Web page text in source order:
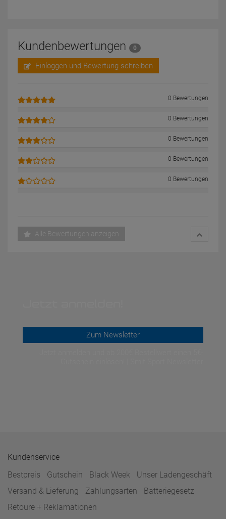
Kundenbewertungen 0
Einloggen und Bewertung schreiben
0 Bewertungen
0 Bewertungen
0 Bewertungen
0 Bewertungen
0 Bewertungen
Alle Bewertungen anzeigen
Zum Newsletter
Kundenservice
Bestpreis
Gutschein Black Week
Unser Ladengeschäft
Versand & Lieferung
Zahlungsarten
Batteriegesetz
Retoure + Reklamationen